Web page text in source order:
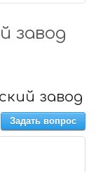
завод
завод
Задать вопрос